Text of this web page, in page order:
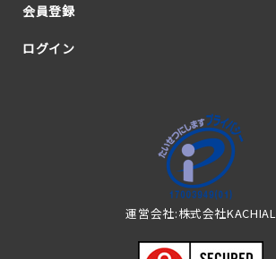
会員登録
ログイン
運営会社:株式会社KACHIAL